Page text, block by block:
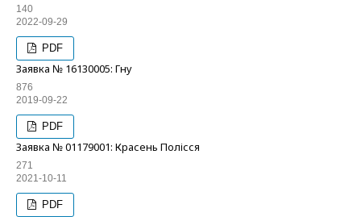
140
2022-09-29
PDF
Заявка № 16130005: Гну
876
2019-09-22
PDF
Заявка № 01179001: Красень Полісся
271
2021-10-11
PDF